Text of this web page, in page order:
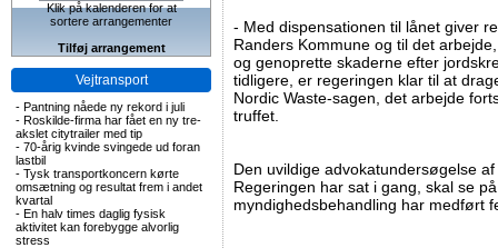
Klik på kalenderen for at
sortere arrangementer
Tilføj arrangement
Vejtransport
- Pantning nåede ny rekord i juli
- Roskilde-firma har fået en ny tre-
akslet citytrailer med tip
- 70-årig kvinde svingede ud foran
lastbil
- Tysk transportkoncern kørte
omsætning og resultat frem i andet
kvartal
- En halv times daglig fysisk
aktivitet kan forebygge alvorlig
stress
- Med dispensationen til lånet giver
Randers Kommune og til det
og genoprette skaderne efter
tidligere, er regeringen klar til at
Nordic Waste-sagen, det arbejde
truffet.
Den uvildige advokatundersøgelse
Regeringen har sat i gang, skal se
myndighedsbehandling har medført